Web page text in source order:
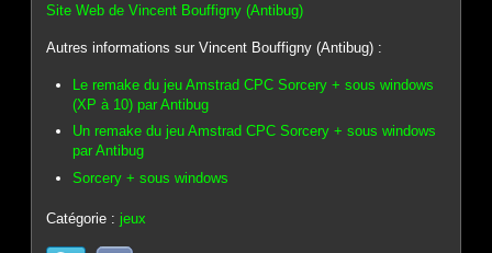
Site Web de Vincent Bouffigny (Antibug)
Autres informations sur Vincent Bouffigny (Antibug) :
Le remake du jeu Amstrad CPC Sorcery + sous windows
(XP à 10) par Antibug
Un remake du jeu Amstrad CPC Sorcery + sous windows
par Antibug
Sorcery + sous windows
Catégorie :jeux